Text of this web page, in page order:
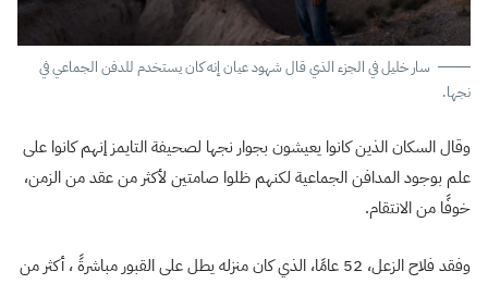
سار خليل في الجزء الذي قال شهود عيان إنه كان يستخدم للدفن الجماعي في
نجها.
وقال السكان الذين كانوا يعيشون بجوار نجها لصحيفة التايمز إنهم كانوا على
علم بوجود المدافن الجماعية لكنهم ظلوا صامتين لأكثر من عقد من الزمن،
خوفًا من الانتقام.
وفقد فلاح الزعل، 52 عامًا، الذي كان منزله يطل على القبور مباشرةً ، أكثر من